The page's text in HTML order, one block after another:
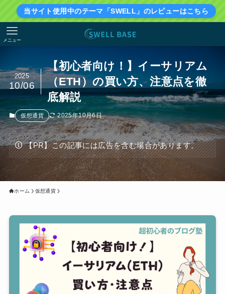
当サイト使用中のテーマ「SWELL」のレビューはこちら
メニュー
【初心者向け！】イーサリアム
（ETH）の買い方、注意点を徹
底解説
2025
10/06
仮想通貨 2025年10月6日
【PR】この記事には広告を含む場合があります。
ホーム 仮想通貨